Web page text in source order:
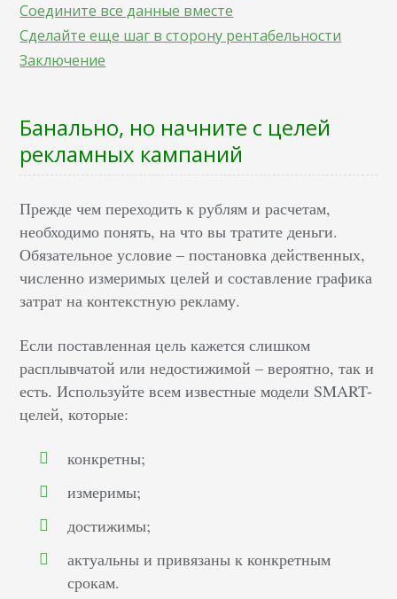
Соедините все данные вместе
Сделайте еще шаг в сторону рентабельности
Заключение
Банально, но начните с целей
рекламных кампаний
Прежде чем переходить к рублям и расчетам,
необходимо понять, на что вы тратите деньги.
Обязательное условие – постановка действенных,
численно измеримых целей и составление графика
затрат на контекстную рекламу.
Если поставленная цель кажется слишком
расплывчатой или недостижимой – вероятно, так и
есть. Используйте всем известные модели SMART-
целей, которые:
конкретны;
измеримы;
достижимы;
актуальны и привязаны к конкретным
срокам.